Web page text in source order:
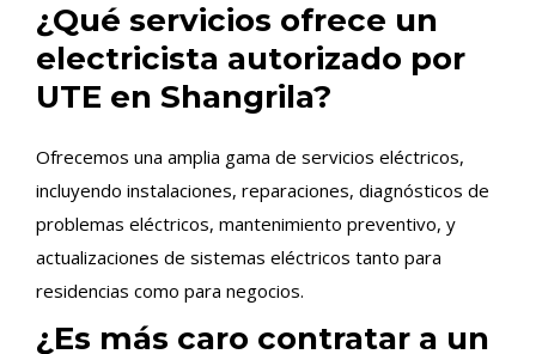
¿Qué servicios ofrece un
electricista autorizado por
UTE en Shangrila?
Ofrecemos una amplia gama de servicios eléctricos,
incluyendo instalaciones, reparaciones, diagnósticos de
problemas eléctricos, mantenimiento preventivo, y
actualizaciones de sistemas eléctricos tanto para
residencias como para negocios.
¿Es más caro contratar a un